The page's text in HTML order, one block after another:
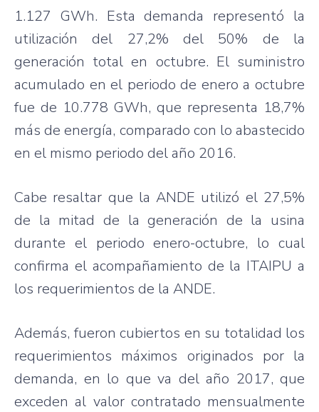
1.127 GWh. Esta demanda representó la
utilización del 27,2% del 50% de la
generación total en octubre. El suministro
acumulado en el periodo de enero a octubre
fue de 10.778 GWh, que representa 18,7%
más de energía, comparado con lo abastecido
en el mismo periodo del año 2016.
Cabe resaltar que la ANDE utilizó el 27,5%
de la mitad de la generación de la usina
durante el periodo enero-octubre, lo cual
confirma el acompañamiento de la ITAIPU a
los requerimientos de la ANDE.
Además, fueron cubiertos en su totalidad los
requerimientos máximos originados por la
demanda, en lo que va del año 2017, que
exceden al valor contratado mensualmente